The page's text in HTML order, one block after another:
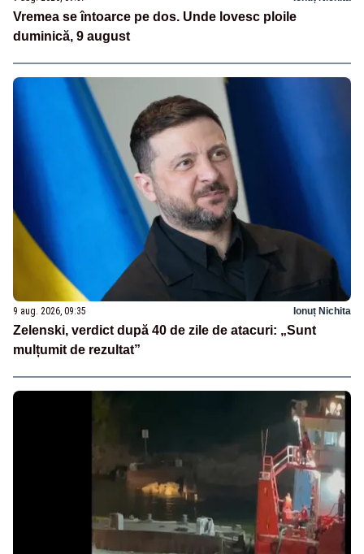
Vremea se întoarce pe dos. Unde lovesc ploile
duminică, 9 august
9 aug. 2026, 09:35 Ionuț Nichita
Zelenski, verdict după 40 de zile de atacuri: „Sunt
mulțumit de rezultat”